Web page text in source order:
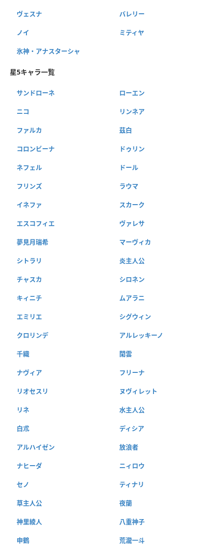
ヴェスナ バレリー
ノイ ミティヤ
氷神・アナスターシャ
星5キャラ一覧
サンドローネ ローエン
ニコ リンネア
ファルカ 茲白
コロンビーナ ドゥリン
ネフェル ドール
フリンズ ラウマ
イネファ スカーク
エスコフィエ ヴァレサ
夢見月瑞希 マーヴィカ
シトラリ 炎主人公
チャスカ シロネン
キィニチ ムアラニ
エミリエ シグウィン
クロリンデ アルレッキーノ
千織 閑雲
ナヴィア フリーナ
リオセスリ ヌヴィレット
リネ 水主人公
白朮 ディシア
アルハイゼン 放浪者
ナヒーダ ニィロウ
セノ ティナリ
草主人公 夜蘭
神里綾人 八重神子
申鶴 荒瀧一斗